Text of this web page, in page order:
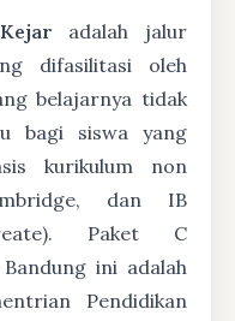
Kejar adalah jalur
difasilitasi oleh
belajarnya tidak
bagi siswa yang
kurikulum non
dan IB
Paket C
ini adalah
Pendidikan